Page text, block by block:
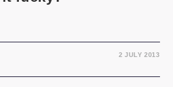
2 JULY 2013